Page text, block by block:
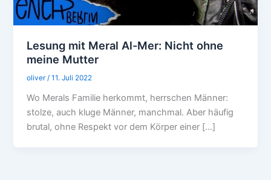
Lesung mit Meral Al-Mer: Nicht ohne
meine Mutter
oliver/11. Juli 2022
Wo Merals Familie herkommt, herrschen Männer:
stolze, auch kluge Männer, manchmal. Aber häufig
brutal, ohne Respekt vor dem Körper einer […]